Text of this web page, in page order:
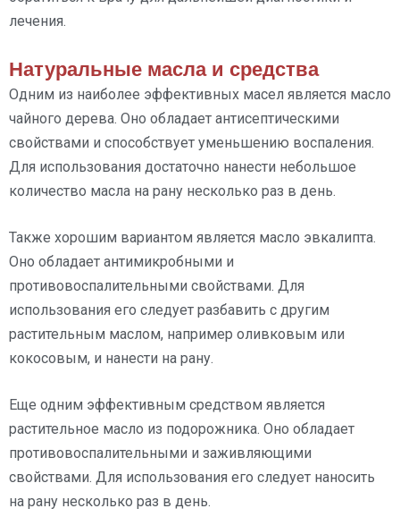
лечения.
Натуральные масла и средства
Одним из наиболее эффективных масел является масло
чайного дерева. Оно обладает антисептическими
свойствами и способствует уменьшению воспаления.
Для использования достаточно нанести небольшое
количество масла на рану несколько раз в день.
Также хорошим вариантом является масло эвкалипта.
Оно обладает антимикробными и
противовоспалительными свойствами. Для
использования его следует разбавить с другим
растительным маслом, например оливковым или
кокосовым, и нанести на рану.
Еще одним эффективным средством является
растительное масло из подорожника. Оно обладает
противовоспалительными и заживляющими
свойствами. Для использования его следует наносить
на рану несколько раз в день.